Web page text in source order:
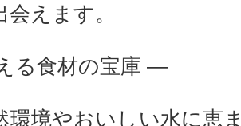
えます。
る食材の宝庫 ―
環境やおいしい水に恵